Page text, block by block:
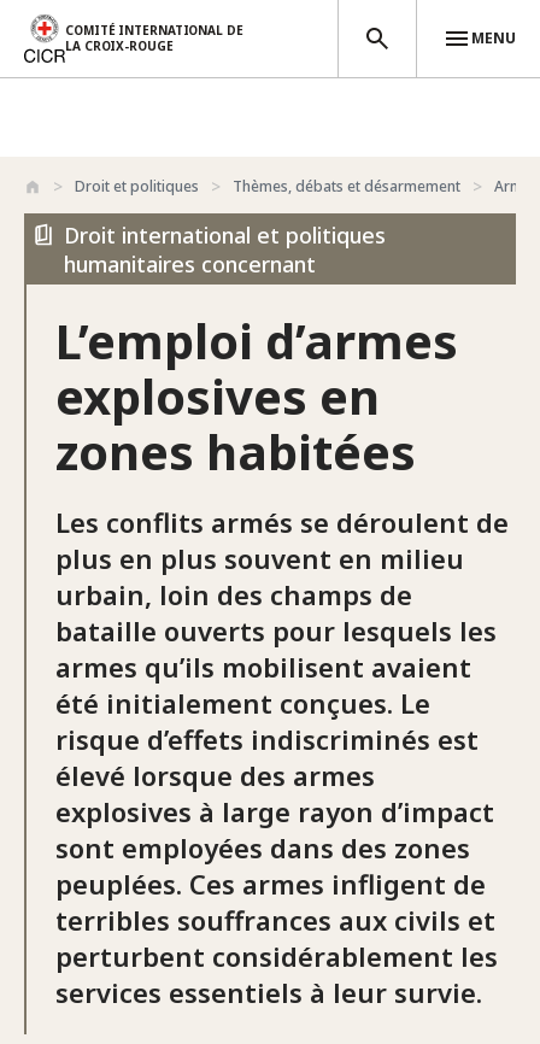
Aller au contenu principal
COMITÉ INTERNATIONAL DE
LA CROIX-ROUGE
MENU
Droit et politiques Thèmes, débats et désarmement
Droit international et politiques
humanitaires concernant
L’emploi d’armes
explosives en
zones habitées
Les conflits armés se déroulent de
plus en plus souvent en milieu
urbain, loin des champs de
bataille ouverts pour lesquels les
armes qu’ils mobilisent avaient
été initialement conçues. Le
risque d’effets indiscriminés est
élevé lorsque des armes
explosives à large rayon d’impact
sont employées dans des zones
peuplées. Ces armes infligent de
terribles souffrances aux civils et
perturbent considérablement les
services essentiels à leur survie.